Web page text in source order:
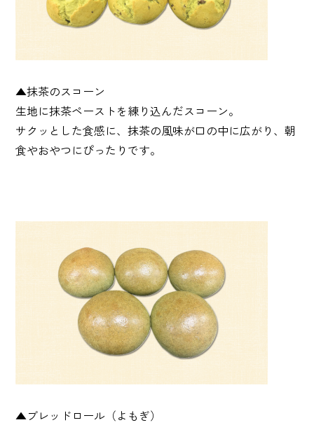
▲抹茶のスコーン
生地に抹茶ペーストを練り込んだスコーン。
サクッとした食感に、抹茶の風味が口の中に広がり、朝
食やおやつにぴったりです。
▲ブレッドロール（よもぎ）